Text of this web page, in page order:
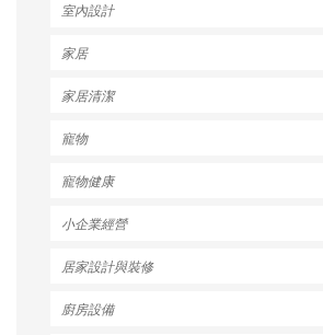
室內設計
家居
家居清潔
寵物
寵物健康
小企業經營
居家設計與裝修
廚房設備